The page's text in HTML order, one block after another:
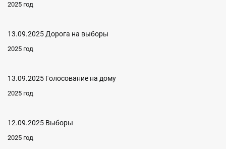
2025 год
13.09.2025 Дорога на выборы
2025 год
13.09.2025 Голосование на дому
2025 год
12.09.2025 Выборы
2025 год